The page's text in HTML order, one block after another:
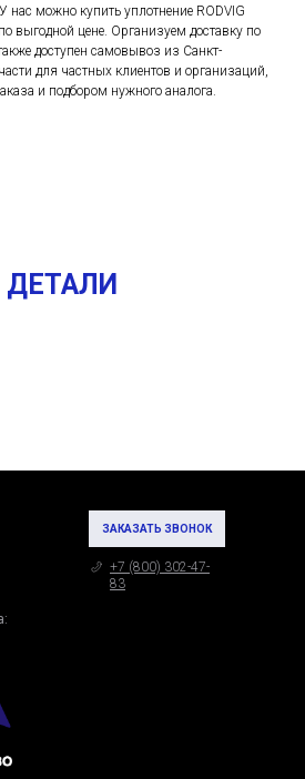
нас можно купить уплотнение RODVIG
выгодной цене. Организуем доставку по
доступен самовывоз из Санкт-
для частных клиентов и организаций,
и подбором нужного аналога.
ЗАКАЗАТЬ ЗВОНОК
+7 (800) 302-47-
83